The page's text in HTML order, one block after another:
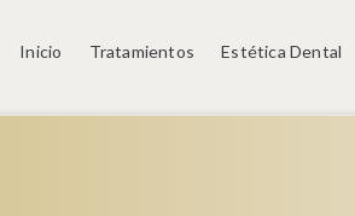
Inicio Tratamientos Estética Dental